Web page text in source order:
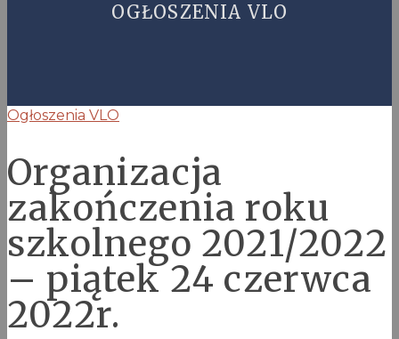
OGŁOSZENIA VLO
Ogłoszenia VLO
Organizacja
zakończenia roku
szkolnego 2021/2022
– piątek 24 czerwca
2022r.